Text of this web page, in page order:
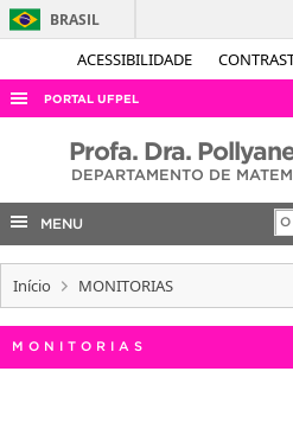
ACESSIBILIDADE
BRASIL
PORTAL UFPEL
ACESSO À INFORMAÇÃO
AUDITORIA
COBALTO
INTERNACIONAL
Profa. Dra.
DEPARTAMENTO DE
MENU
Início MONITORIAS
MONITORIAS